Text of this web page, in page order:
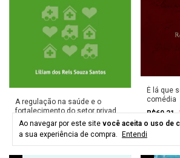
Ao navegar por este site você aceita o uso de
a sua experiência de compra.
Entendi
A regulação na saúde e o
fortalecimento do setor privado
sob a orientação do Banco
R$60,21-10% OFF
R$66,90
É lá que
comédia
R$60,21-
R$66,90